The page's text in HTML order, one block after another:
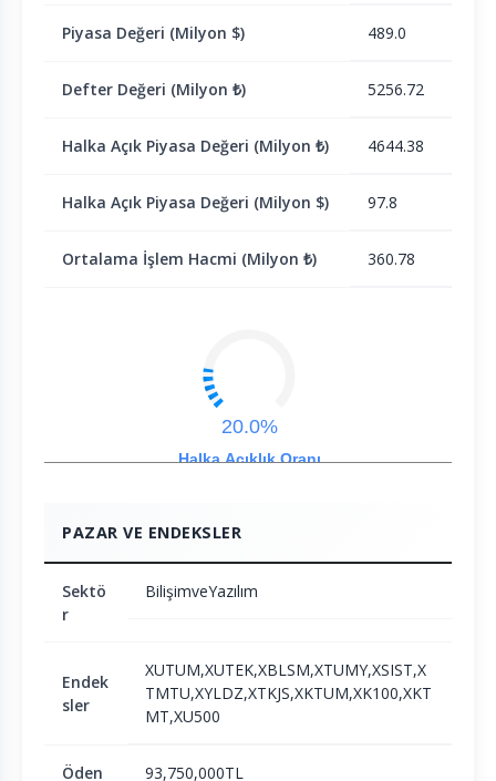
Piyasa Değeri (Milyon $) 489.0
Defter Değeri (Milyon ₺) 5256.72
Halka Açık Piyasa Değeri (Milyon ₺) 4644.38
Halka Açık Piyasa Değeri (Milyon $) 97.8
Ortalama İşlem Hacmi (Milyon ₺) 360.78
Halka Açıklık Oranı
20.0%
PAZAR VE ENDEKSLER
Sektö
r
BilişimveYazılım
Endek
sler
XUTUM,XUTEK,XBLSM,XTUMY,XSIST,X
TMTU,XYLDZ,XTKJS,XKTUM,XK100,XKT
MT,XU500
Öden 93,750,000TL